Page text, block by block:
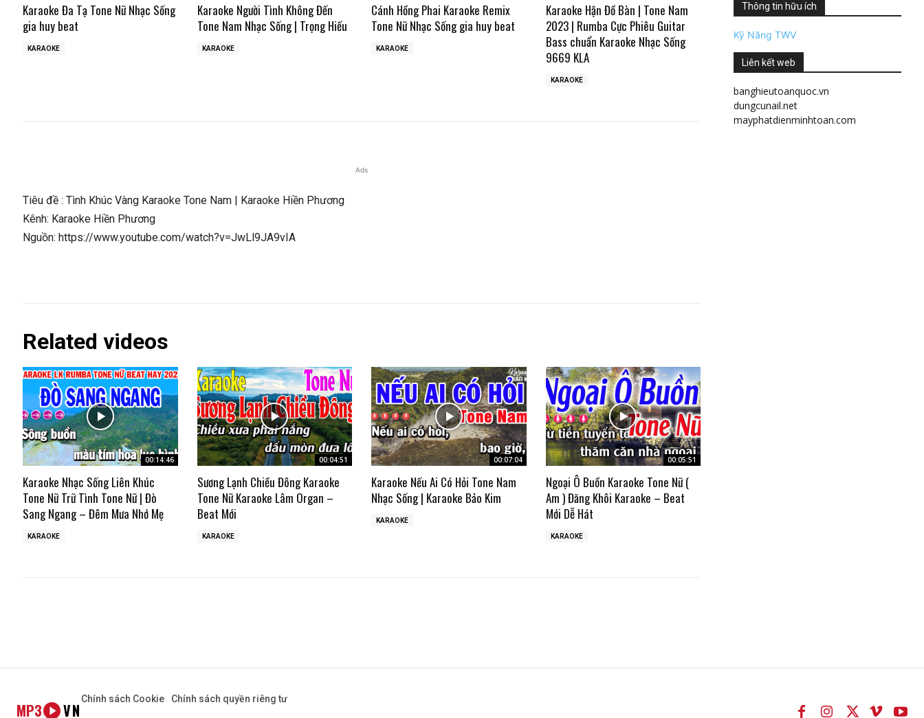
Karaoke Đa Tạ Tone Nữ Nhạc Sống
gia huy beat
KARAOKE
Karaoke Người Tình Không Đến
Tone Nam Nhạc Sống | Trọng Hiếu
KARAOKE
Cánh Hồng Phai Karaoke Remix
Tone Nữ Nhạc Sống gia huy beat
KARAOKE
Karaoke Hận Đồ Bàn | Tone Nam
2023 | Rumba Cực Phiêu Guitar
Bass chuẩn Karaoke Nhạc Sống
9669 KLA
KARAOKE
Ads
Tiêu đề : Tình Khúc Vàng Karaoke Tone Nam | Karaoke Hiền Phương
Kênh: Karaoke Hiền Phương
Nguồn: https://www.youtube.com/watch?v=JwLl9JA9vIA
Related videos
00:14:46
Karaoke Nhạc Sống Liên Khúc
Tone Nữ Trữ Tình Tone Nữ | Đò
Sang Ngang – Đêm Mưa Nhớ Mẹ
KARAOKE
00:04:51
Sương Lạnh Chiều Đông Karaoke
Tone Nữ Karaoke Lâm Organ –
Beat Mới
KARAOKE
00:07:04
Karaoke Nếu Ai Có Hỏi Tone Nam
Nhạc Sống | Karaoke Bảo Kim
KARAOKE
00:05:51
Ngoại Ô Buồn Karaoke Tone Nữ (
Am ) Đăng Khôi Karaoke – Beat
Mới Dễ Hát
KARAOKE
Thông tin hữu ích
Kỹ Năng TWV
Liên kết web
banghieutoanquoc.vn
dungcunail.net
mayphatdienminhtoan.com
MP3 VN
Chính sách Cookie Chính sách quyền riêng tư